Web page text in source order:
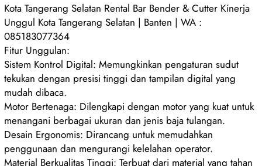
Kota Tangerang Selatan Rental Bar Bender & Cutter Kinerja
Unggul Kota Tangerang Selatan | Banten | WA :
085183077364
Fitur Unggulan:
Sistem Kontrol Digital: Memungkinkan pengaturan sudut
tekukan dengan presisi tinggi dan tampilan digital yang
mudah dibaca.
Motor Bertenaga: Dilengkapi dengan motor yang kuat untuk
menangani berbagai ukuran dan jenis baja tulangan.
Desain Ergonomis: Dirancang untuk memudahkan
penggunaan dan mengurangi kelelahan operator.
Material Berkualitas Tinggi: Terbuat dari material yang tahan